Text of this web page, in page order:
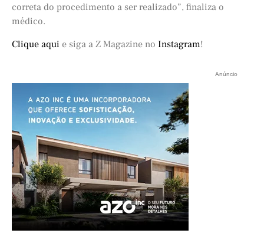
correta do procedimento a ser realizado”, finaliza o
médico.
Clique aqui e siga a Z Magazine no Instagram!
Anúncio